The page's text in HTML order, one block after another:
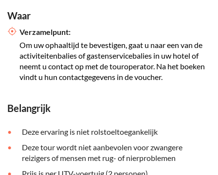
Waar
Verzamelpunt:
Om uw ophaaltijd te bevestigen, gaat u naar een van de
activiteitenbalies of gastenservicebalies in uw hotel of
neemt u contact op met de touroperator. Na het boeken
vindt u hun contactgegevens in de voucher.
Belangrijk
Deze ervaring is niet rolstoeltoegankelijk
Deze tour wordt niet aanbevolen voor zwangere
reizigers of mensen met rug- of nierproblemen